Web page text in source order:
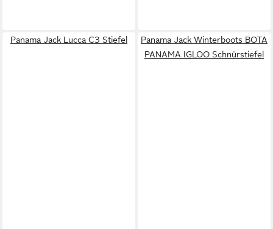
Panama Jack Lucca C3 Stiefel
Panama Jack Winterboots BOTA
PANAMA IGLOO Schnürstiefel